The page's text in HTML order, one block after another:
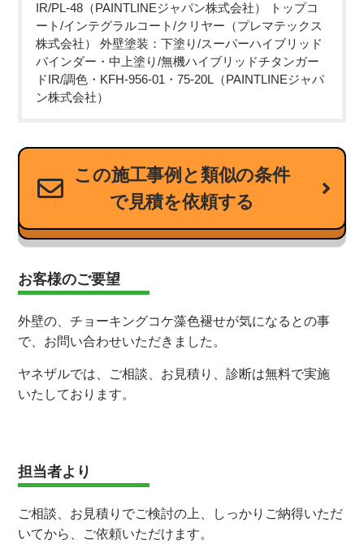
IR/PL-48（PAINTLINEジャパン株式会社） トップコ
ート/インテグラルコート/クリヤー（プレマテックス
株式会社） 外壁塗装：下塗り/スーパーハイブリッド
バインダー・中上塗り/無機ハイブリッドチタンガー
ドIR/調色・KFH-956-01・75-20L（PAINTLINEジャパ
ン株式会社）
この施工事例と類似の条件
で見積を依頼する
お客様のご要望
外壁の、チョーキングコケ藻色褪せが気になるとの事
で、お問い合わせいただきました。
ヤネザルでは、ご相談、お見積り、診断は無料で実施
いたしております。
担当者より
ご相談、お見積りでご検討の上、しっかりご納得いただ
いてから、ご依頼いただけます。